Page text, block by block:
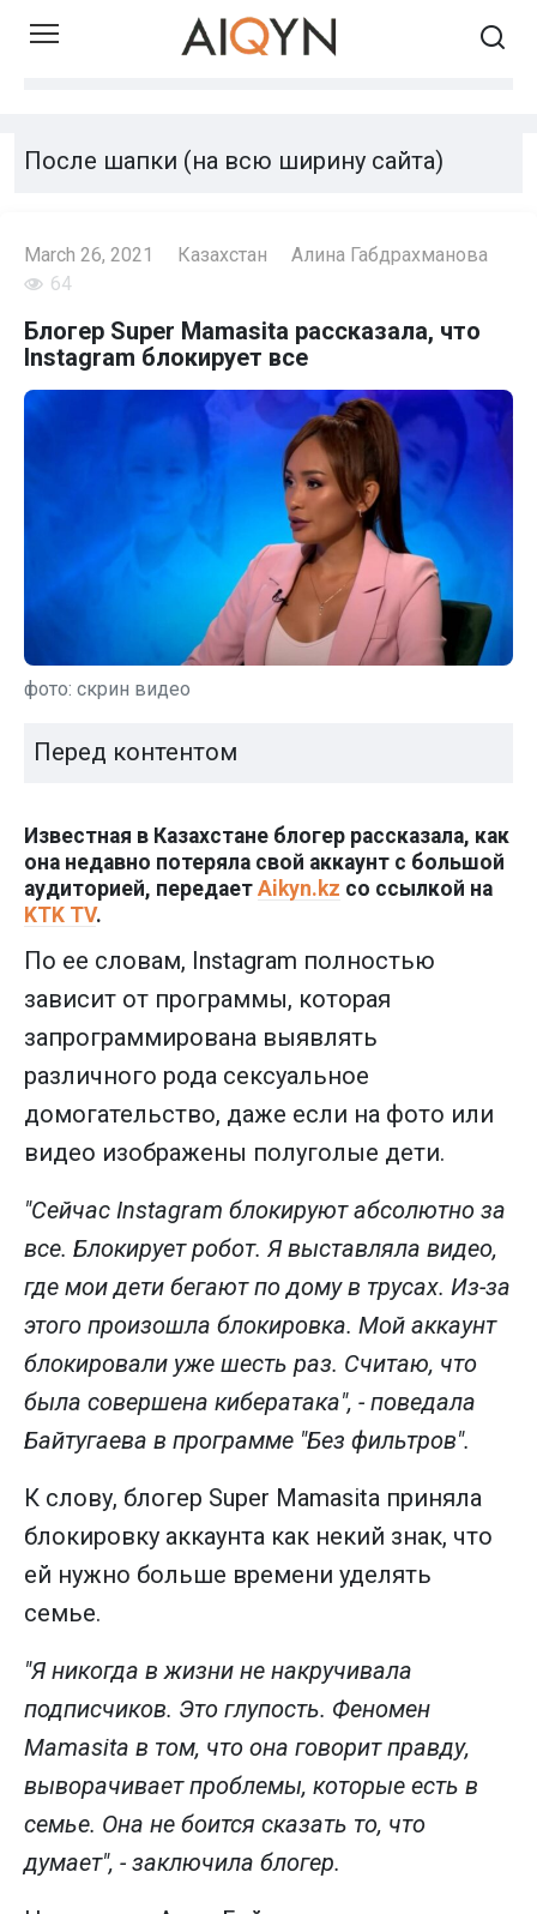
Skip
После шапки (на всю ширину сайта)
March 26, 2021 Казахстан
Алина Габдрахманова
64
Блогер Super Mamasita рассказала, что
Instagram блокирует все
фото: скрин видео
Перед контентом
Известная в Казахстане блогер рассказала, как
она недавно потеряла свой аккаунт с большой
аудиторией, передает Aikyn.kz со ссылкой на
KTK TV.
По ее словам, Instagram полностью
зависит от программы, которая
запрограммирована выявлять
различного рода сексуальное
домогательство, даже если на фото или
видео изображены полуголые дети.
"Сейчас Instagram блокируют абсолютно за
все. Блокирует робот. Я выставляла видео,
где мои дети бегают по дому в трусах. Из-за
этого произошла блокировка. Мой аккаунт
блокировали уже шесть раз. Считаю, что
была совершена кибератака", - поведала
Байтугаева в программе "Без фильтров".
К слову, блогер Super Mamasita приняла
блокировку аккаунта как некий знак, что
ей нужно больше времени уделять
семье.
"Я никогда в жизни не накручивала
подписчиков. Это глупость. Феномен
Mamasita в том, что она говорит правду,
выворачивает проблемы, которые есть в
семье. Она не боится сказать то, что
думает", - заключила блогер.